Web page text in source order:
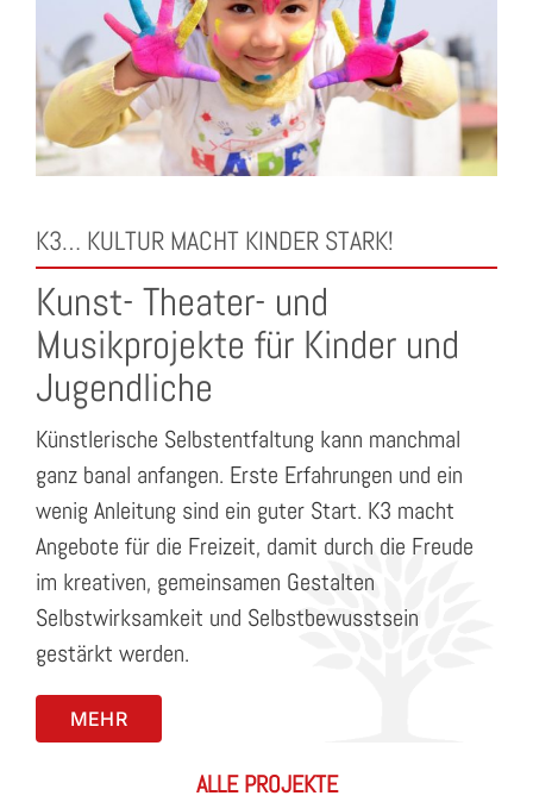
K3… KULTUR MACHT KINDER STARK!
Kunst- Theater- und
Musikprojekte für Kinder und
Jugendliche
Künstlerische Selbstentfaltung kann manchmal
ganz banal anfangen. Erste Erfahrungen und ein
wenig Anleitung sind ein guter Start. K3 macht
Angebote für die Freizeit, damit durch die Freude
im kreativen, gemeinsamen Gestalten
Selbstwirksamkeit und Selbstbewusstsein
gestärkt werden.
MEHR
ALLE PROJEKTE